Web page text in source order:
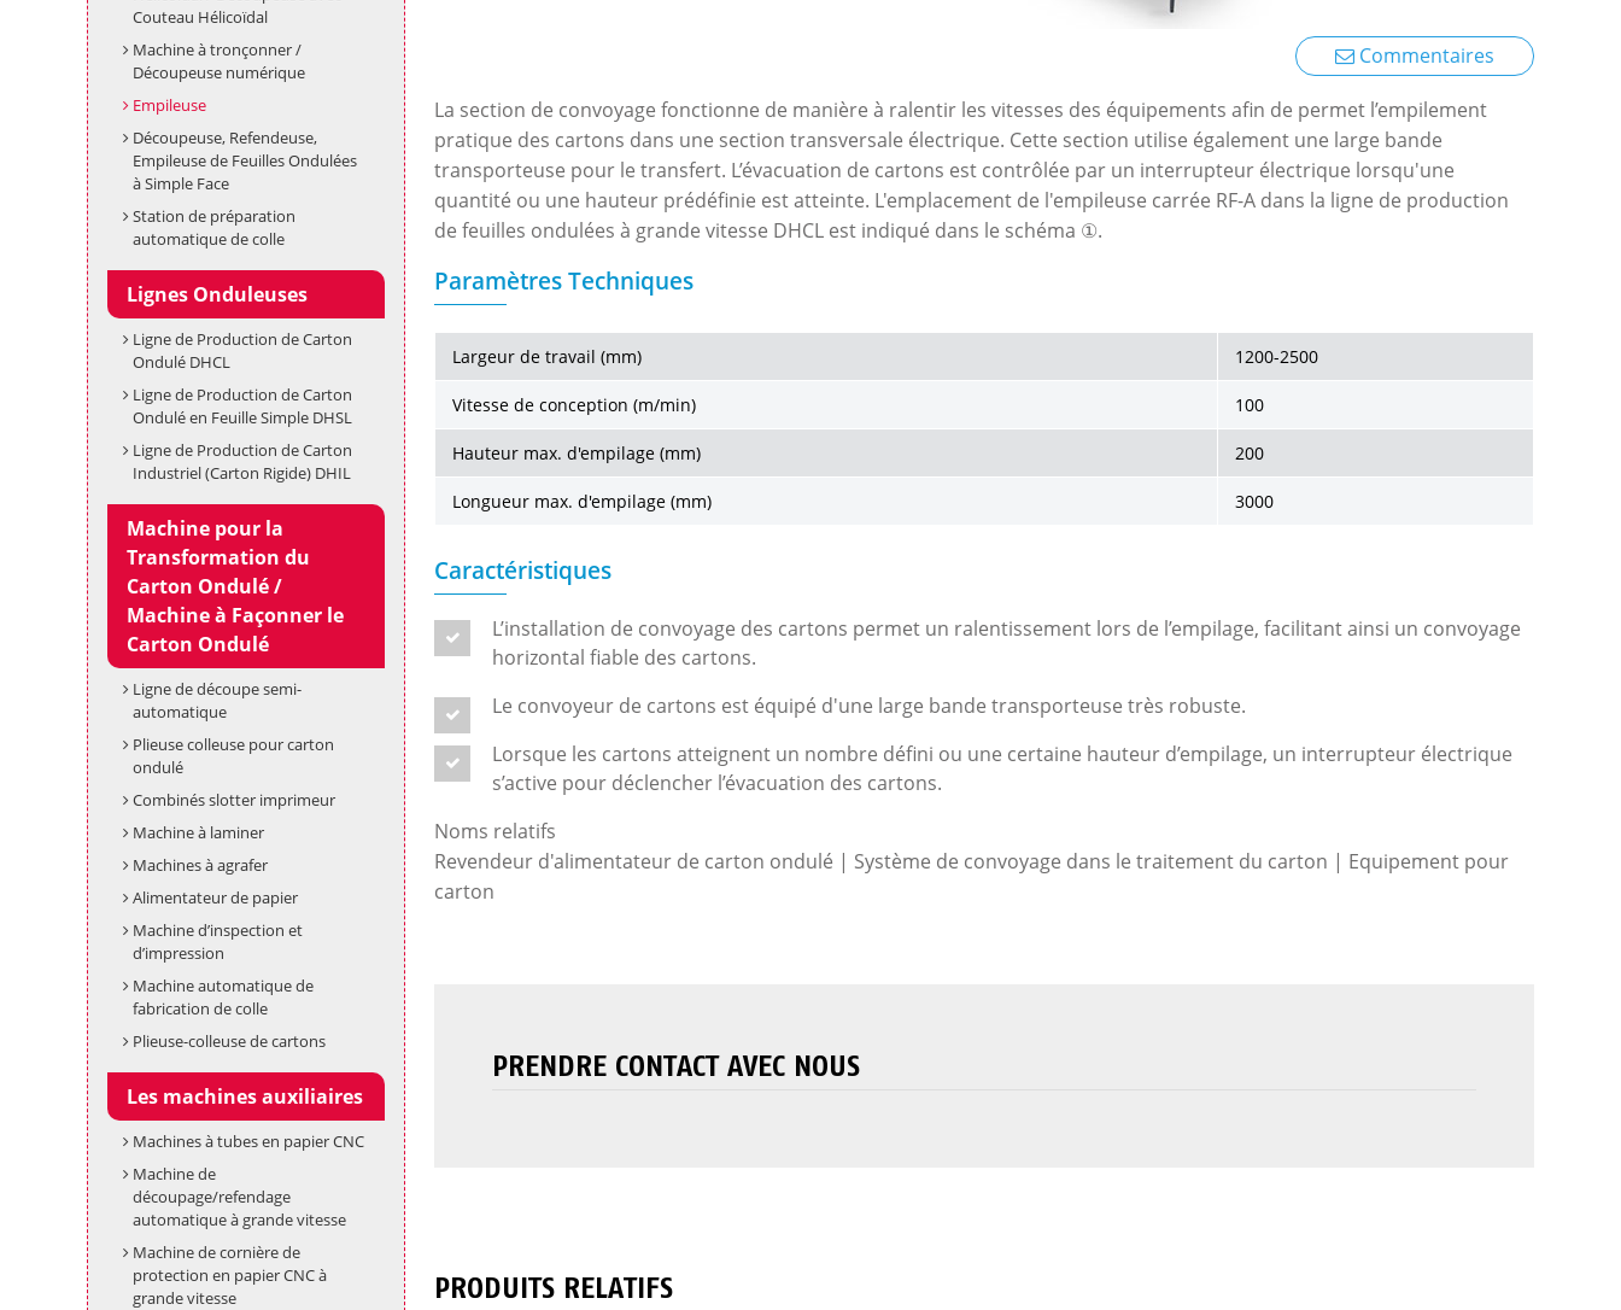
Commentaires
La section de convoyage fonctionne de manière à ralentir les vitesses des équipements afin de permet l’empilement
pratique des cartons dans une section transversale électrique. Cette section utilise également une large bande
transporteuse pour le transfert. L’évacuation de cartons est contrôlée par un interrupteur électrique lorsqu'une
quantité ou une hauteur prédéfinie est atteinte. L'emplacement de l'empileuse carrée RF-A dans la ligne de production
de feuilles ondulées à grande vitesse DHCL est indiqué dans le schéma ①.
Paramètres Techniques
Largeur de travail (mm) 1200-2500
Vitesse de conception (m/min) 100
Hauteur max. d'empilage (mm) 200
Longueur max. d'empilage (mm) 3000
Caractéristiques
L’installation de convoyage des cartons permet un ralentissement lors de l’empilage, facilitant ainsi un convoyage
horizontal fiable des cartons.
Le convoyeur de cartons est équipé d'une large bande transporteuse très robuste.
Lorsque les cartons atteignent un nombre défini ou une certaine hauteur d’empilage, un interrupteur électrique
s’active pour déclencher l’évacuation des cartons.
Noms relatifs
Revendeur d'alimentateur de carton ondulé | Système de convoyage dans le traitement du carton | Equipement pour
carton
PRENDRE CONTACT AVEC NOUS
PRODUITS RELATIFS
Couteau Hélicoïdal
Machine à tronçonner /
Découpeuse numérique
Empileuse
Découpeuse, Refendeuse,
Empileuse de Feuilles Ondulées
à Simple Face
Station de préparation
automatique de colle
Lignes Onduleuses
Ligne de Production de Carton
Ondulé DHCL
Ligne de Production de Carton
Ondulé en Feuille Simple DHSL
Ligne de Production de Carton
Industriel (Carton Rigide) DHIL
Machine pour la
Transformation du
Carton Ondulé /
Machine à Façonner le
Carton Ondulé
Ligne de découpe semi-
automatique
Plieuse colleuse pour carton
ondulé
Combinés slotter imprimeur
Machine à laminer
Machines à agrafer
Alimentateur de papier
Machine d’inspection et
d’impression
Machine automatique de
fabrication de colle
Plieuse-colleuse de cartons
Les machines auxiliaires
Machines à tubes en papier CNC
Machine de
découpage/refendage
automatique à grande vitesse
Machine de cornière de
protection en papier CNC à
grande vitesse